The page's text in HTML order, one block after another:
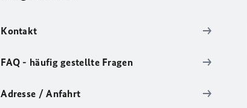
Kontakt
FAQ - häufig gestellte Fragen
Adresse / Anfahrt